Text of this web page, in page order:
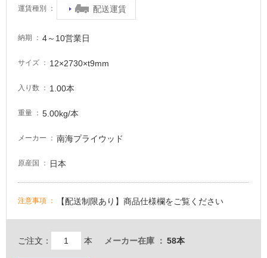
運賃種別 配送運賃
納期 4～10営業日
サイズ 12×2730×t9mm
入り数 1.00本
重量 5.00kg/本
メーカー 南海プライウッド
原産国 日本
注意事項 【配送制限あり】商品仕様欄をご覧ください
ご注文： 本 メーカー在庫 58本
床・
外
床・
室
駐
車
常
に
て
い